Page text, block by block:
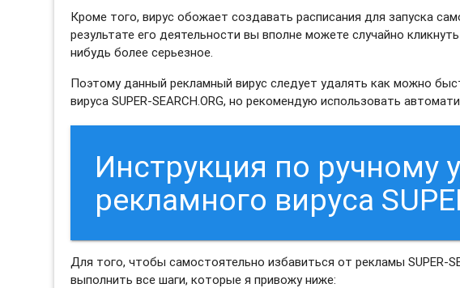
Кроме того, вирус обожает создавать расписания для запуска
результате его деятельности вы вполне можете случайно
нибудь более серьезное.
Поэтому данный рекламный вирус следует удалять как можно
вируса SUPER-SEARCH.ORG, но рекомендую использовать
Инструкция по ручному
рекламного вируса
Для того, чтобы самостоятельно избавиться от рекламы SUPER-
выполнить все шаги, которые я привожу ниже: